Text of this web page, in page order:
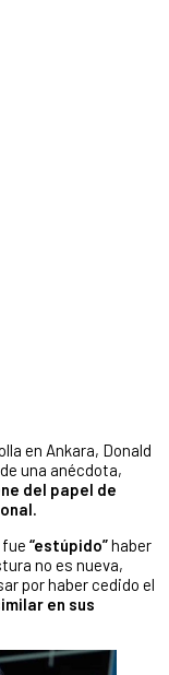
en Ankara, Donald
una anécdota,
del papel de
“estúpido”haber
no es nueva,
por haber cedido el
en sus